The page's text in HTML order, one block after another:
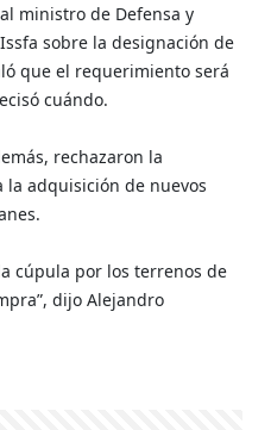
ministro de Defensa y
sobre la designación de
que el requerimiento será
cuándo.
rechazaron la
adquisición de nuevos
cúpula por los terrenos de
dijo Alejandro